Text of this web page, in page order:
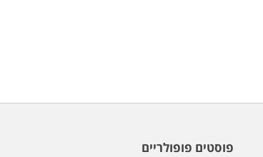
פוסטים פופולריים